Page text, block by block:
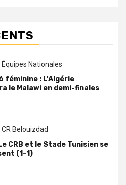
Équipes Nationales
féminine : L’Algérie
le Malawi en demi-finales
CR Belouizdad
CRB et le Stade Tunisien se
(1-1)